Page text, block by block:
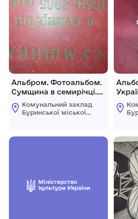
Альбром. Фотоальбом.
Сумщина в семирічці.
1959 - 1965
Комунальний заклад
Буринської міської
імені Павла Попова"